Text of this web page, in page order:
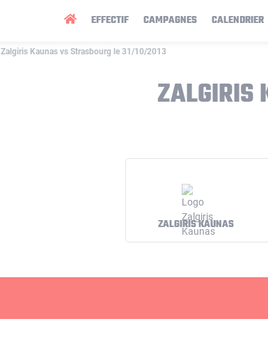
EFFECTIF CAMPAGNES CALENDRIER
Zalgiris Kaunas vs Strasbourg le 31/10/2013
ZALGIRIS
ZALGIRIS KAUNAS